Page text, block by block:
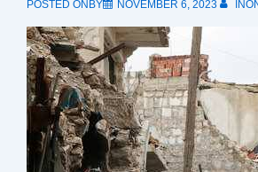
POSTED ONBY NOVEMBER 6, 2023